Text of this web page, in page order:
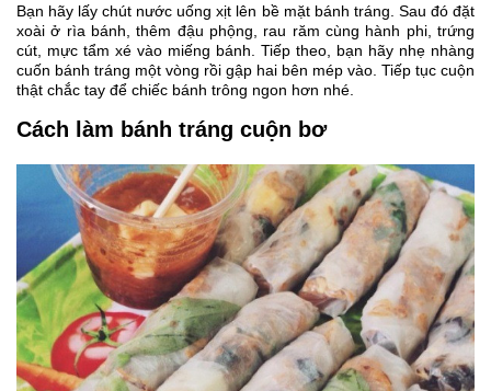
Bạn hãy lấy chút nước uống xịt lên bề mặt bánh tráng. Sau đó đặt
xoài ở rìa bánh, thêm đậu phộng, rau răm cùng hành phi, trứng
cút, mực tẩm xé vào miếng bánh. Tiếp theo, bạn hãy nhẹ nhàng
cuốn bánh tráng một vòng rồi gập hai bên mép vào. Tiếp tục cuộn
thật chắc tay để chiếc bánh trông ngon hơn nhé.
Cách làm bánh tráng cuộn bơ